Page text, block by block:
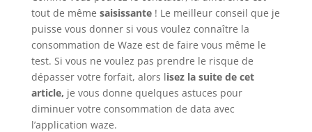
tout de même saisissante! Le meilleur conseil que je
puisse vous donner si vous voulez connaître la
consommation de Waze est de faire vous même le
test. Si vous ne voulez pas prendre le risque de
dépasser votre forfait, alors lisez la suite de cet
article, je vous donne quelques astuces pour
diminuer votre consommation de data avec
l’application waze.